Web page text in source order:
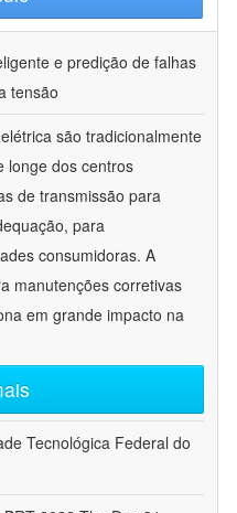
e predição de falhas
tensão
são tradicionalmente
longe dos centros
de transmissão para
para
consumidoras. A
manutenções corretivas
em grande impacto na
Tecnológica Federal do